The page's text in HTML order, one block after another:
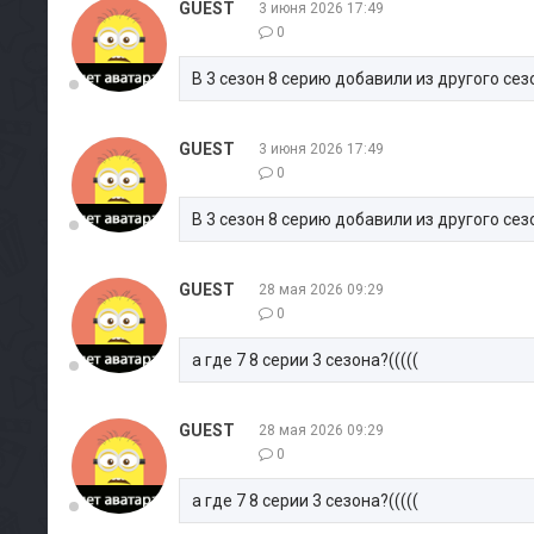
GUEST
3 июня 2026 17:49
0
В 3 сезон 8 серию добавили из другого
GUEST
3 июня 2026 17:49
0
В 3 сезон 8 серию добавили из другого
GUEST
28 мая 2026 09:29
0
а где 7 8 серии 3 сезона?(((((
GUEST
28 мая 2026 09:29
0
а где 7 8 серии 3 сезона?(((((